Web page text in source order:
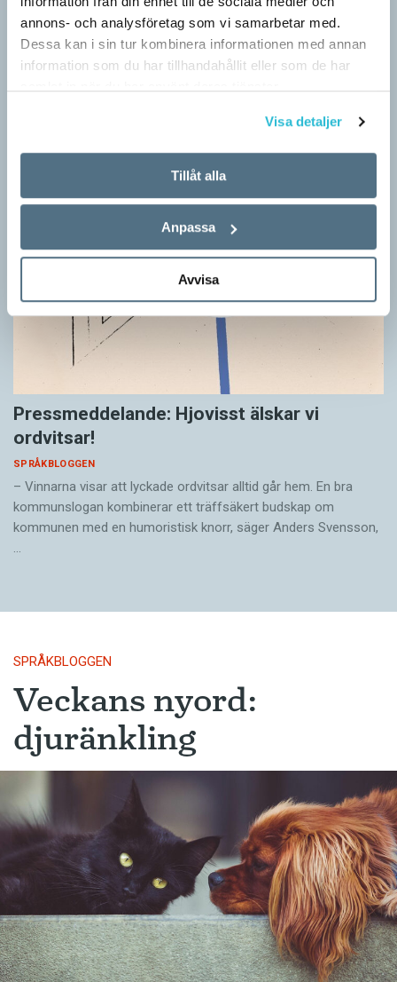
annons- och analysföretag som vi samarbetar med.
Dessa kan i sin tur kombinera informationen med annan
information som du har tillhandahållit eller som de har
Visa detaljer
Tillåt alla
Anpassa
Avvisa
Pressmeddelande: Hjovisst älskar vi
ordvitsar!
SPRÅKBLOGGEN
– Vinnarna visar att lyckade ordvitsar alltid går hem. En bra
kommunslogan kombinerar ett träffsäkert budskap om
kommunen med en humoristisk knorr, säger Anders Svensson,
…
SPRÅKBLOGGEN
Veckans nyord:
djuränkling